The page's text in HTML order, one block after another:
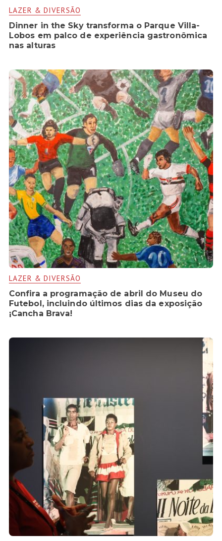
LAZER & DIVERSÃO
Dinner in the Sky transforma o Parque Villa-
Lobos em palco de experiência gastronômica
nas alturas
LAZER & DIVERSÃO
Confira a programação de abril do Museu do
Futebol, incluindo últimos dias da exposição
¡Cancha Brava!